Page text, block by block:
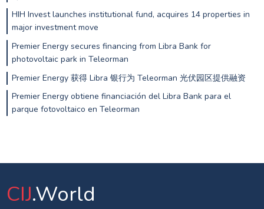
HIH Invest launches institutional fund, acquires 14 properties in
major investment move
Premier Energy secures financing from Libra Bank for
photovoltaic park in Teleorman
Premier Energy 获得 Libra 银行为 Teleorman 光伏园区提供融资
Premier Energy obtiene financiación del Libra Bank para el
parque fotovoltaico en Teleorman
CIJ.World